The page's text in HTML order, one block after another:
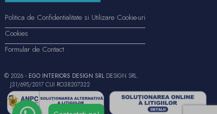
Politica de Confidentialitate si Utilizare Cookie-uri
Cookies
Formular de Contact
© 2026 - EGO INTERIORS DESIGN SRLDESIGN SRL.
J31/695/2017 CUI RO38207322